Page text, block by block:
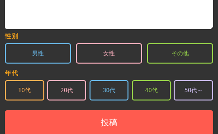
性別
男性 女性 その他
年代
10代 20代 30代 40代 50代～
投稿